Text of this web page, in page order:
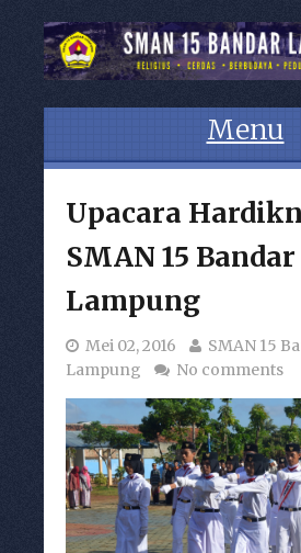
Menu
Upacara
SMAN 15 Bandar
Lampung
Mei 02, 2016
SMAN 15
Lampung
No comments